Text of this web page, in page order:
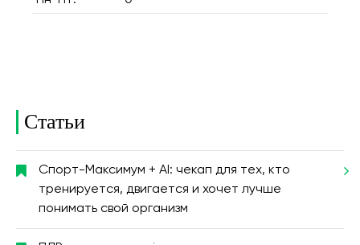
Статьи
Спорт-Максимум + AI: чекап для тех, кто
тренируется, двигается и хочет лучше
понимать свой организм